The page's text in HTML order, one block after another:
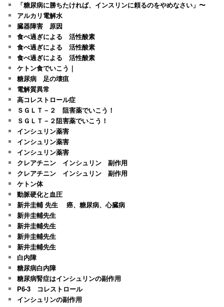
「糖尿病に勝ちたければ、インスリンに頼るのをやめなさい」〜
アルカリ電解水
臓器障害 原因
食べ過ぎによる 活性酸素
食べ過ぎによる 活性酸素
食べ過ぎによる 活性酸素
ケトン食でいこう｜
糖尿病 足の壊疽
電解質異常
高コレストロール症
ＳＧＬＴ－２ 阻害薬でいこう！
ＳＧＬＴ－２阻害薬でいこう！
インシュリン薬害
インシュリン薬害
インシュリン薬害
クレアチニン インシュリン 副作用
クレアチニン インシュリン 副作用
ケトン体
動脈硬化と血圧
新井圭輔 先生 癌、糖尿病、心臓病
新井圭輔先生
新井圭輔先生
新井圭輔先生
新井圭輔先生
白内障
糖尿病白内障
糖尿病腎症はインシュリンの副作用
P6-3 コレストロール
インシュリンの副作用